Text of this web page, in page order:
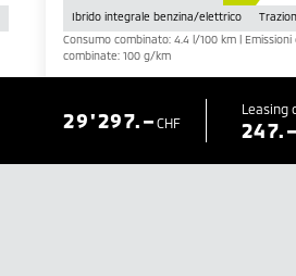
Ibrido integrale benzina/elettrico
Consumo combinato: 4.4 l/100 km | Emissioni
combinate: 100 g/km
CHF
29'297.– Leasing